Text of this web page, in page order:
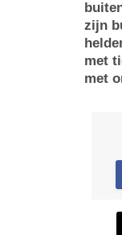
zijn
met
met